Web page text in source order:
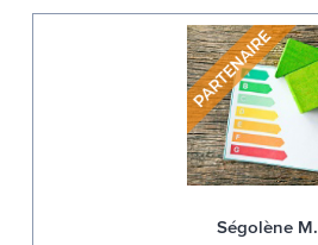
Ségolène M.